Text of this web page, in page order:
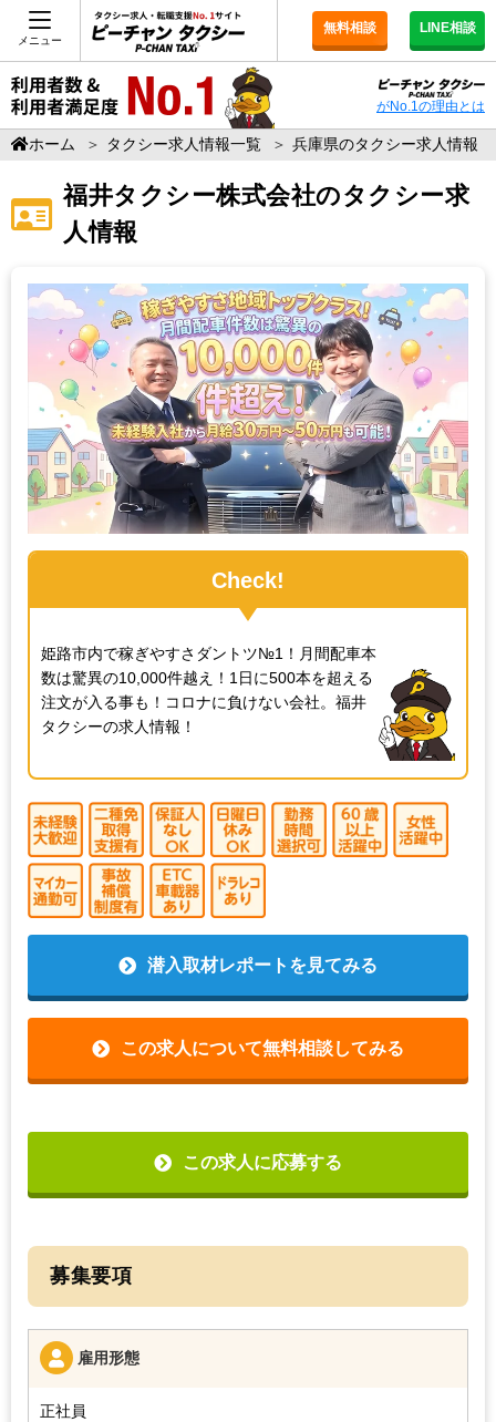
メニュー
無料相談 LINE相談
がNo.1の理由とは
ホーム ＞ タクシー求人情報一覧 ＞ 兵庫県のタクシー求人情報
福井タクシー株式会社のタクシー求
人情報
Check!
姫路市内で稼ぎやすさダントツ№1！月間配車本
数は驚異の10,000件越え！1日に500本を超える
注文が入る事も！コロナに負けない会社。福井
タクシーの求人情報！
潜入取材レポートを見てみる
この求人について無料相談してみる
この求人に応募する
募集要項
雇用形態
正社員